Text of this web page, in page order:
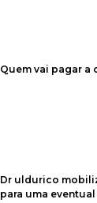
Quem vai pagar a
Dr uldurico
para uma